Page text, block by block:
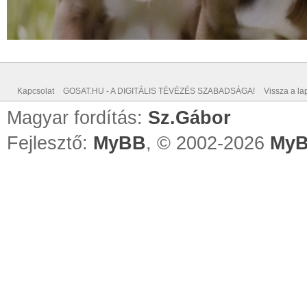
Kapcsolat GOSAT.HU - A DIGITÁLIS TÉVÉZÉS SZABADSÁGA! Vissza a
Magyar fordítás: Sz.Gábor
Fejlesztő: MyBB, © 2002-2026